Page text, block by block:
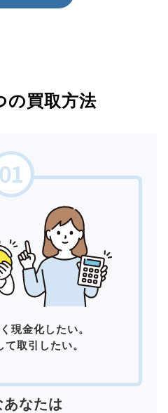
の買取方法
現金化したい。
取引したい。
あなたは